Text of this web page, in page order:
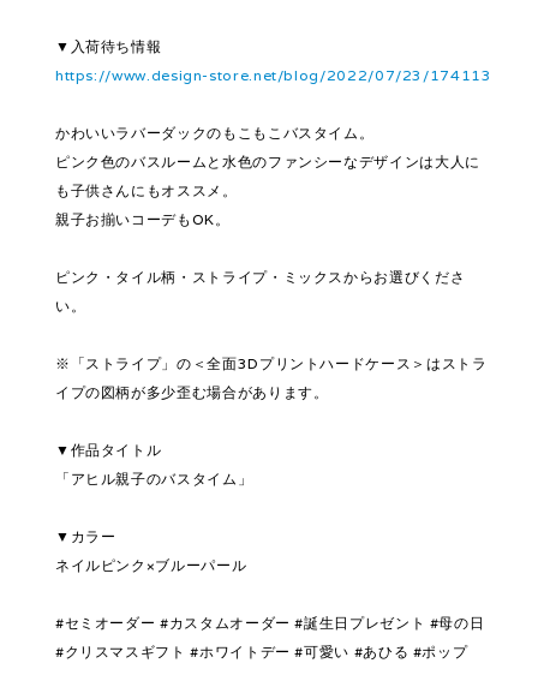
▼入荷待ち情報
https://www.design-store.net/blog/2022/07/23/174113
かわいいラバーダックのもこもこバスタイム。
ピンク色のバスルームと水色のファンシーなデザインは大人に
も子供さんにもオススメ。
親子お揃いコーデもOK。
ピンク・タイル柄・ストライプ・ミックスからお選びくださ
い。
※「ストライプ」の＜全面3Dプリントハードケース＞はストラ
イプの図柄が多少歪む場合があります。
▼作品タイトル
「アヒル親子のバスタイム」
▼カラー
ネイルピンク×ブルーパール
#セミオーダー #カスタムオーダー #誕生日プレゼント #母の日
#クリスマスギフト #ホワイトデー #可愛い #あひる #ポップ